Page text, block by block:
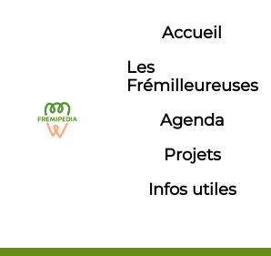
Aller au contenu principal
Accueil
Les
Frémilleureuses
Agenda
Projets
Infos utiles